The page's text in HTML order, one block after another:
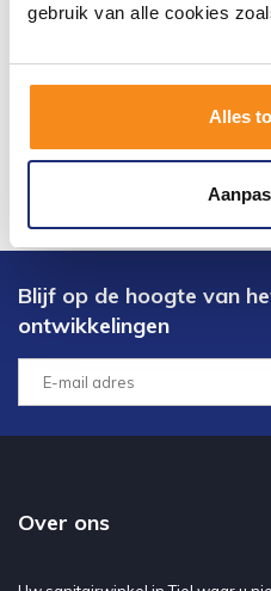
gebruik van alle cookies
Alles
Blijf op de hoogte van
ontwikkelingen
Over ons